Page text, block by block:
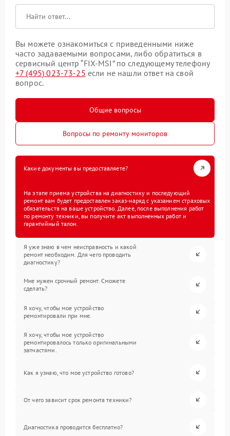
Вы можете ознакомиться с приведенными ниже
часто задаваемыми вопросами, либо обратиться в
сервисный центр “FIX-MSI” по следующему телефону
+7 (495) 023-73-25 если не нашли ответ на свой
вопрос.
Общие вопросы
Вопросы по ремонту мониторов
Какие документы вы предоставляете?
На этапе приема устройства на диагностику и последующий
ремонт вам будет предоставлен заказ-наряд с указанием страховых
обязательств на ваше устройство. Далее, после выполнения работ
по ремонту техники, вы получите акт выполненных работ и
гарантийный талон.
Я уже знаю в чем неисправность и какой
ремонт необходим. Для чего проводить
диагностику?
Мне нужен срочный ремонт. Сможете
сделать?
Я хочу, чтобы мое устройство
ремонтировали при мне.
Я хочу, чтобы мое устройство
ремонтировалось только оригинальными
запчастями.
Как я узнаю, что мое устройство готово?
От чего зависит срок ремонта техники?
Диагностика проводится бесплатно?